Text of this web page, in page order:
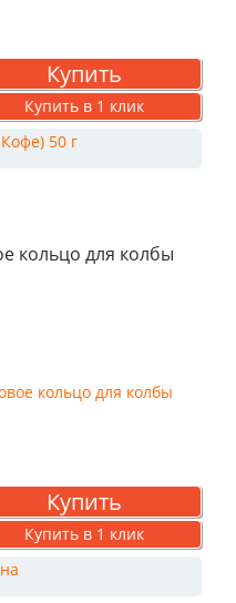
Купить
Купить в 1 клик
кольцо для колбы
Купить
Купить в 1 клик